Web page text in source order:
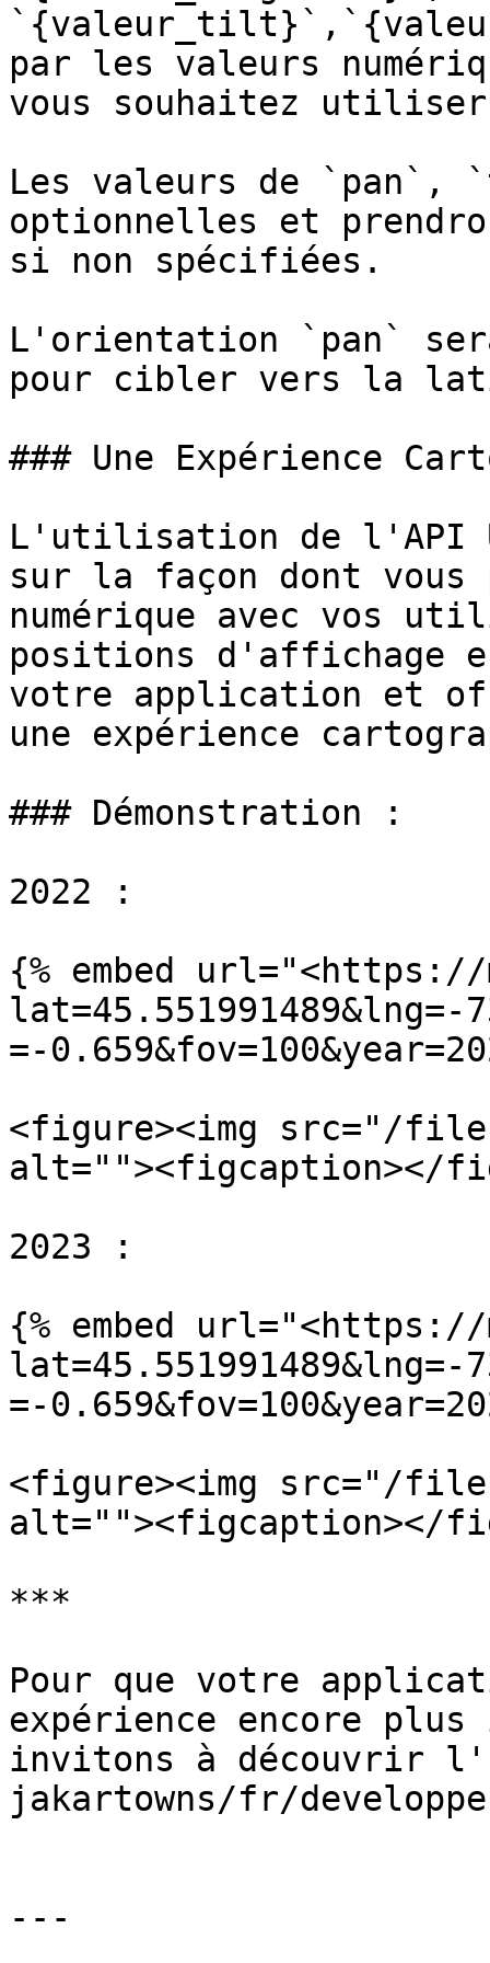
par les valeurs
vous souhaitez
Les valeurs de
optionnelles et
si non spécifiées.
L'orientation `pan`
pour cibler vers la
### Une Expérience
L'utilisation de l'API
sur la façon dont vous
numérique avec vos
positions d'affichage
votre application et
une expérience
### Démonstration :
2022 :
{% embed
lat=45.551991489&lng=-
=-
<figure><img src="/files/
alt=""><figcaption></
2023 :
{% embed
lat=45.551991489&lng=-
=-
<figure><img src="/files/
alt=""><figcaption></
***
Pour que votre
expérience encore
invitons à découvrir
jakartowns/fr/
---